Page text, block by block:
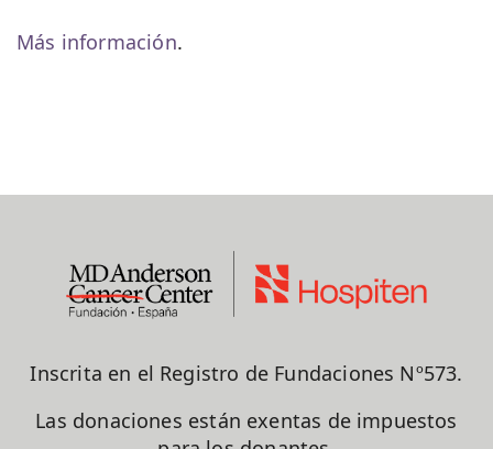
Más información.
Inscrita en el Registro de Fundaciones Nº573.
Las donaciones están exentas de impuestos